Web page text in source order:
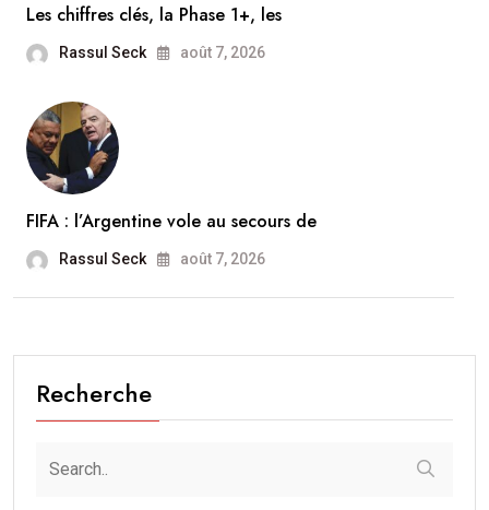
Les chiffres clés, la Phase 1+, les
Rassul Seck août 7, 2026
FIFA : l’Argentine vole au secours de
Rassul Seck août 7, 2026
Recherche